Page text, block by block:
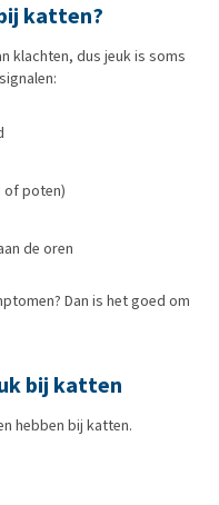
katten?
klachten, dus jeuk is soms
of poten)
de oren
Dan is het goed om
bij katten
hebben bij katten.